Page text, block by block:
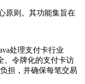
原则。其功能集旨在
处理支付卡行业
、令牌化的支付卡访
担，并确保每笔交易